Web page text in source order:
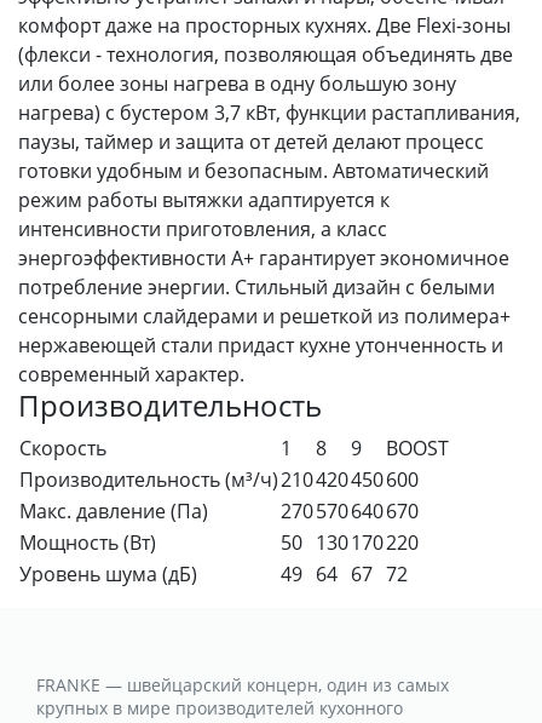
комфорт даже на просторных кухнях. Две Flexi-зоны
(флекси - технология, позволяющая объединять две
или более зоны нагрева в одну большую зону
нагрева) с бустером 3,7 кВт, функции растапливания,
паузы, таймер и защита от детей делают процесс
готовки удобным и безопасным. Автоматический
режим работы вытяжки адаптируется к
интенсивности приготовления, а класс
энергоэффективности A+ гарантирует экономичное
потребление энергии. Стильный дизайн с белыми
сенсорными слайдерами и решеткой из полимера+
нержавеющей стали придаст кухне утонченность и
современный характер.
Производительность
Скорость 1 8 9
BOOST
Производительность (м³/ч)210420450600
Макс. давление (Па)
270570640670
Мощность (Вт)
50 130170220
Уровень шума (дБ)
49 64 67 72
FRANKE — швейцарский концерн, один из самых
крупных в мире производителей кухонного